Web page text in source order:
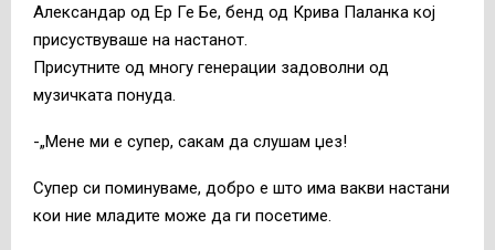
Александар од Ер Ге Бе, бенд од Крива Паланка кој
присуствуваше на настанот.
Присутните од многу генерации задоволни од
музичката понуда.
-„Мене ми е супер, сакам да слушам џез!
Супер си поминуваме, добро е што има вакви настани
кои ние младите може да ги посетиме.